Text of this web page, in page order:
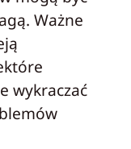
Ważne
wykraczać